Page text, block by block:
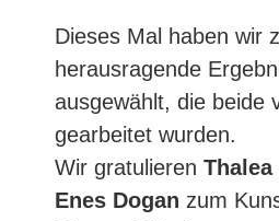
Dieses Mal haben wir
herausragende
ausgewählt, die beide
gearbeitet wurden.
Wir gratulieren Thalea
Enes Dogan zum